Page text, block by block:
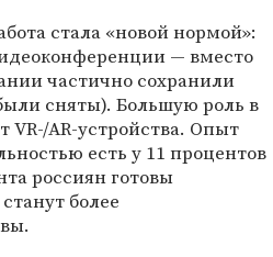
стала «новой нормой»:
— вместо
частично сохранили
сняты). Большую роль в
AR-устройства. Опыт
есть у 11 процентов
россиян готовы
более